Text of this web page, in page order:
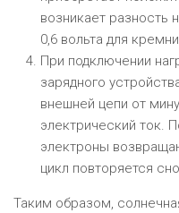
возникает разность
0,6 вольта для
При подключении
зарядного
внешней цепи от
электрический ток.
электроны
цикл повторяется
Таким образом,